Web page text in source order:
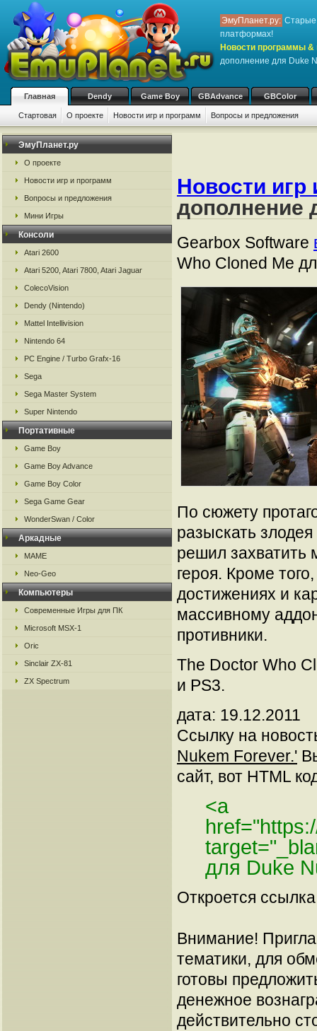
ЭмуПланет.ру: Старые
платформах!
Новости программы &
дополнение для Duke
Главная Dendy Game Boy GBAdvance GBColor
Стартовая О проекте Новости игр и программ Вопросы и предложения
ЭмуПланет.ру
О проекте
Новости игр и программ
Вопросы и предложения
Мини Игры
Консоли
Atari 2600
Atari 5200, Atari 7800, Atari Jaguar
ColecoVision
Dendy (Nintendo)
Mattel Intellivision
Nintendo 64
PC Engine / Turbo Grafx-16
Sega
Sega Master System
Super Nintendo
Портативные
Game Boy
Game Boy Advance
Game Boy Color
Sega Game Gear
WonderSwan / Color
Аркадные
MAME
Neo-Geo
Компьютеры
Современные Игры для ПК
Microsoft MSX-1
Oric
Sinclair ZX-81
ZX Spectrum
Новости игр
дополнение
Gearbox Software
Who Cloned Me
По сюжету
разыскать
решил захватить
героя. Кроме
достижениях и
массивному
противники.
The Doctor Who
и PS3.
дата: 19.12.2011
Ссылку на
Nukem Forever.'
сайт, вот HTML
<a
для Duke
Откроется
Внимание!
тематики, для
готовы
денежное
действительно